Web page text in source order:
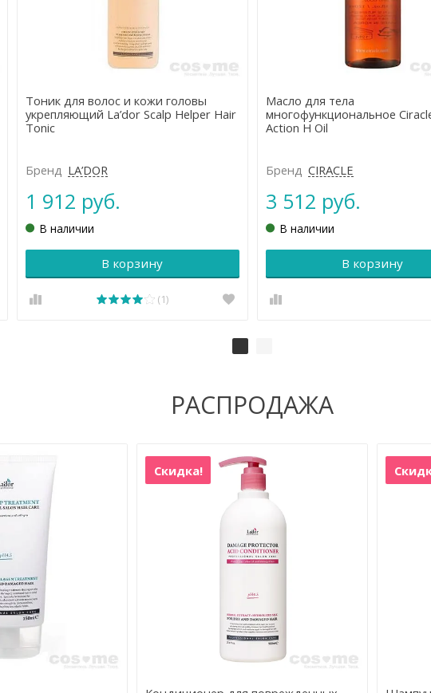
Тоник для волос и кожи головы
укрепляющий La’dor Scalp Helper Hair
Tonic
Бренд LA’DOR
1 912 руб.
В наличии
В корзину
(1)
Масло для тела
многофункциональное
Action H Oil
Бренд CIRACLE
3 512 руб.
В наличии
В корзину
РАСПРОДАЖА
Скидка!